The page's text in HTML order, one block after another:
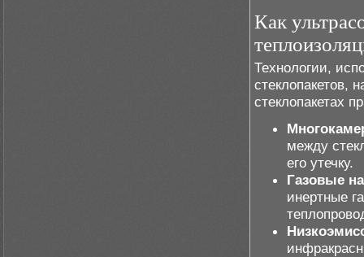
Как
Технологии,
стеклопакетов,
стеклопакетах
между
его утечку.
Газовые
инертные